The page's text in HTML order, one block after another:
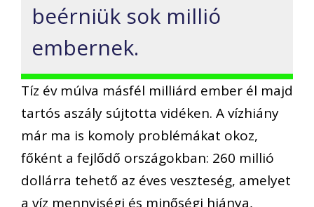
beérniük sok millió
embernek.
Tíz év múlva másfél milliárd ember él majd
tartós aszály sújtotta vidéken. A vízhiány
már ma is komoly problémákat okoz,
főként a fejlődő országokban: 260 millió
dollárra tehető az éves veszteség, amelyet
a víz mennyiségi és minőségi hiánya,